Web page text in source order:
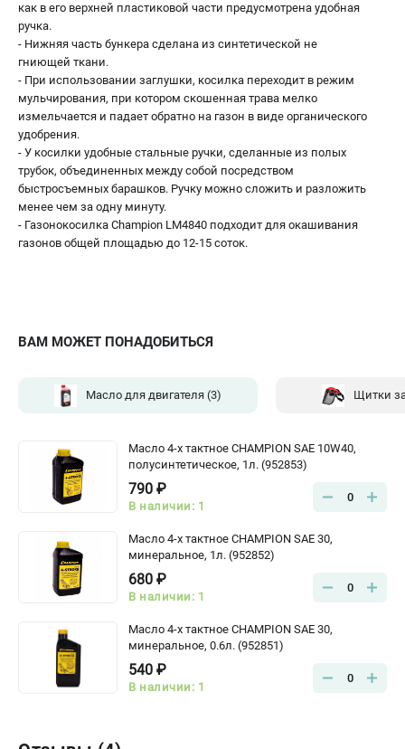
ВАМ МОЖЕТ ПОНАДОБИТЬСЯ
Масло для двигателя (3) Щитки
Масло 4-х тактное CHAMPION SAE 10W40,
полусинтетическое, 1л. (952853)
790 ₽
В наличии: 1
0
Масло 4-х тактное CHAMPION SAE 30,
минеральное, 1л. (952852)
680 ₽
В наличии: 1
0
Масло 4-х тактное CHAMPION SAE 30,
минеральное, 0.6л. (952851)
540 ₽
В наличии: 1
0
как в его верхней пластиковой части предусмотрена удобная
ручка.
- Нижняя часть бункера сделана из синтетической не
гниющей ткани.
- При использовании заглушки, косилка переходит в режим
мульчирования, при котором скошенная трава мелко
измельчается и падает обратно на газон в виде органического
удобрения.
- У косилки удобные стальные ручки, сделанные из полых
трубок, объединенных между собой посредством
быстросъемных барашков. Ручку можно сложить и разложить
менее чем за одну минуту.
- Газонокосилка Champion LM4840 подходит для окашивания
газонов общей площадью до 12-15 соток.